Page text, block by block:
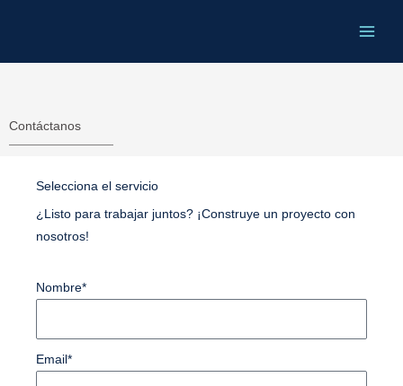
Contáctanos
Selecciona el servicio
¿Listo para trabajar juntos? ¡Construye un proyecto con
nosotros!
Nombre*
Email*